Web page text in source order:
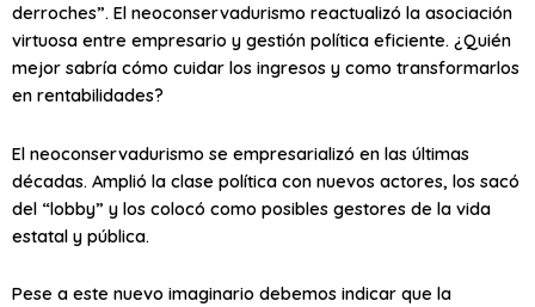
derroches”. El neoconservadurismo reactualizó la asociación
virtuosa entre empresario y gestión política eficiente. ¿Quién
mejor sabría cómo cuidar los ingresos y como transformarlos
en rentabilidades?
El neoconservadurismo se empresarializó en las últimas
décadas. Amplió la clase política con nuevos actores, los sacó
del “lobby” y los colocó como posibles gestores de la vida
estatal y pública.
Pese a este nuevo imaginario debemos indicar que la